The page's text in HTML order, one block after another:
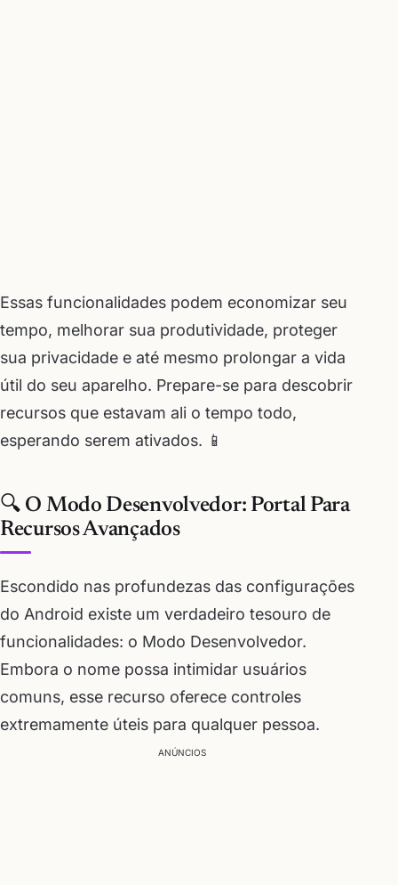
Essas funcionalidades podem economizar seu
tempo, melhorar sua produtividade, proteger
sua privacidade e até mesmo prolongar a vida
útil do seu aparelho. Prepare-se para descobrir
recursos que estavam ali o tempo todo,
esperando serem ativados. 📱
🔍 O Modo Desenvolvedor: Portal Para
Recursos Avançados
Escondido nas profundezas das configurações
do Android existe um verdadeiro tesouro de
funcionalidades: o Modo Desenvolvedor.
Embora o nome possa intimidar usuários
comuns, esse recurso oferece controles
extremamente úteis para qualquer pessoa.
ANÚNCIOS